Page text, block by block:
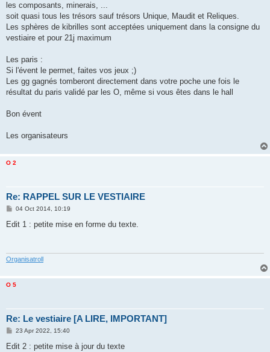
les composants, minerais, ...
soit quasi tous les trésors sauf trésors Unique, Maudit et Reliques.
Les sphères de kibrilles sont acceptées uniquement dans la consigne du
vestiaire et pour 21j maximum
Les paris :
Si l'évent le permet, faites vos jeux ;)
Les gg gagnés tomberont directement dans votre poche une fois le
résultat du paris validé par les O, même si vous êtes dans le hall
Bon évent
Les organisateurs
O 2
Re: RAPPEL SUR LE VESTIAIRE
P
s
04 Oct 2014, 10:19
Edit 1 : petite mise en forme du texte.
Organisatroll
O 5
Re: Le vestiaire [A LIRE, IMPORTANT]
P
s
23 Apr 2022, 15:40
Edit 2 : petite mise à jour du texte